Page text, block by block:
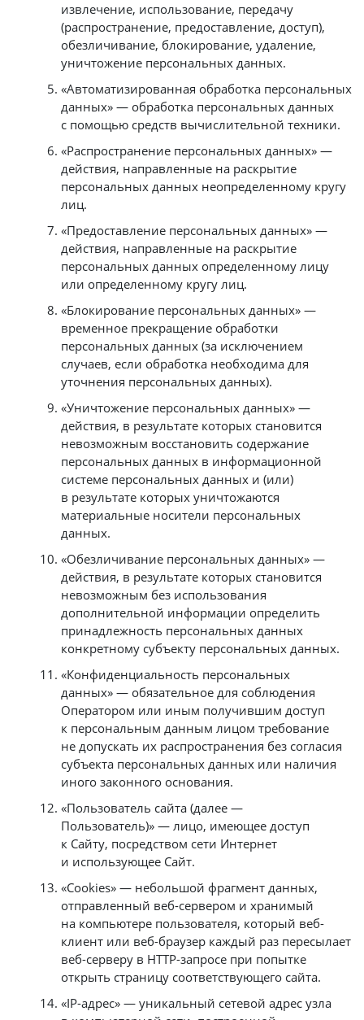
извлечение, использование, передачу
(распространение, предоставление, доступ),
обезличивание, блокирование, удаление,
уничтожение персональных данных.
«Автоматизированная обработка персональных
данных» — обработка персональных данных
с помощью средств вычислительной техники.
«Распространение персональных данных» —
действия, направленные на раскрытие
персональных данных неопределенному кругу
лиц.
«Предоставление персональных данных» —
действия, направленные на раскрытие
персональных данных определенному лицу
или определенному кругу лиц.
«Блокирование персональных данных» —
временное прекращение обработки
персональных данных (за исключением
случаев, если обработка необходима для
уточнения персональных данных).
«Уничтожение персональных данных» —
действия, в результате которых становится
невозможным восстановить содержание
персональных данных в информационной
системе персональных данных и (или)
в результате которых уничтожаются
материальные носители персональных
данных.
«Обезличивание персональных данных» —
действия, в результате которых становится
невозможным без использования
дополнительной информации определить
принадлежность персональных данных
конкретному субъекту персональных данных.
«Конфиденциальность персональных
данных» — обязательное для соблюдения
Оператором или иным получившим доступ
к персональным данным лицом требование
не допускать их распространения без согласия
субъекта персональных данных или наличия
иного законного основания.
«Пользователь сайта (далее —
Пользователь)» — лицо, имеющее доступ
к Сайту, посредством сети Интернет
и использующее Сайт.
«Cookies» — небольшой фрагмент данных,
отправленный веб-сервером и хранимый
на компьютере пользователя, который веб-
клиент или веб-браузер каждый раз пересылает
веб-серверу в HTTP-запросе при попытке
открыть страницу соответствующего сайта.
«IP-адрес» — уникальный сетевой адрес узла